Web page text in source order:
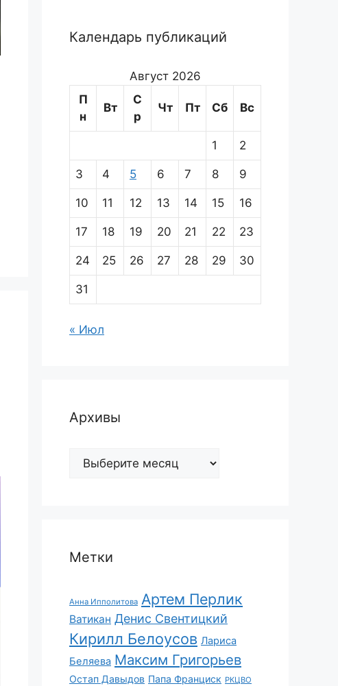
Календарь публикаций
Август 2026
П
н
Вт
С
р
Чт Пт Сб Вс
1 2
3 4 5 6 7 8 9
10 11 12 13 14 15 16
17 18 19 20 21 22 23
24 25 26 27 28 29 30
31
« Июл
Архивы
Архивы
Метки
Анна Ипполитова Артем Перлик
Ватикан Денис Свентицкий
Кирилл Белоусов Лариса
Беляева Максим Григорьев
Остап Давыдов Папа Франциск РКЦВО